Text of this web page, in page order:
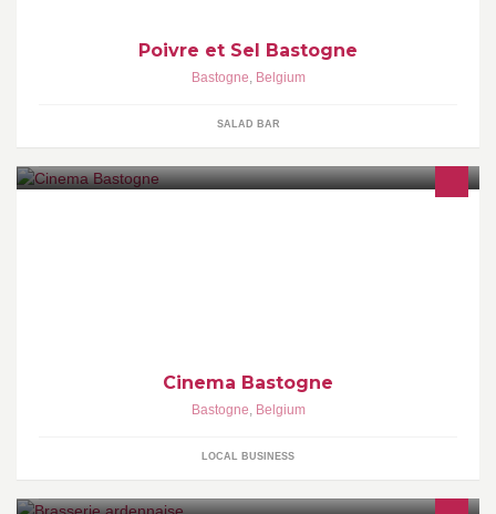
Poivre et Sel Bastogne
Bastogne, Belgium
SALAD BAR
Cinema Bastogne
Bastogne, Belgium
LOCAL BUSINESS